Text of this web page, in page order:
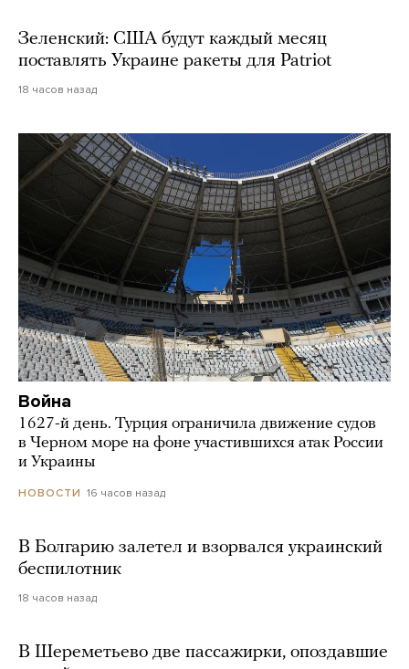
Зеленский: США будут каждый месяц
поставлять Украине ракеты для Patriot
18 часов назад
Война
1627-й день. Турция ограничила движение судов
в Черном море на фоне участившихся атак России
и Украины
НОВОСТИ 16 часов назад
В Болгарию залетел и взорвался украинский
беспилотник
18 часов назад
В Шереметьево две пассажирки, опоздавшие